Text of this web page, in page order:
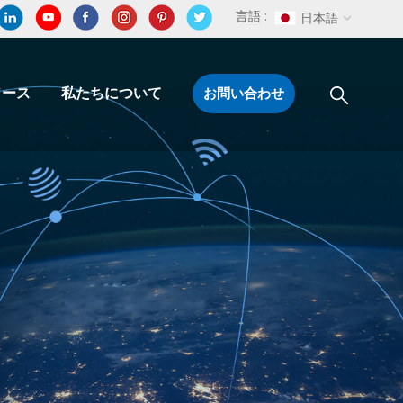
言語 : 日本語
ス 私たちについて お問い合わせ